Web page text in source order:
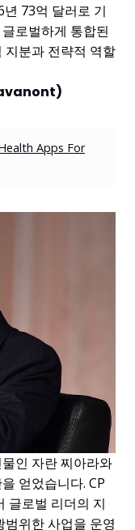
73억 달러로 기
로벌하게 통합된
지분과 전략적 역할
Apps For
인 자란 찌아라와
얻었습니다. CP
글로벌 리더의 지
위한 사업을 운영